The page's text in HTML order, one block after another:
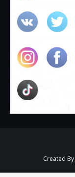
Created By